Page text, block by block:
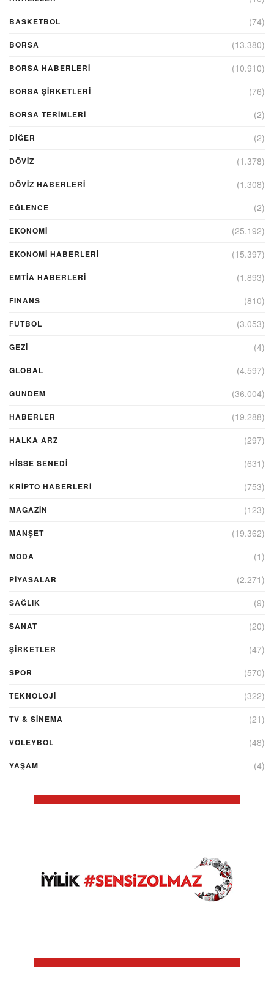
BASKETBOL (74)
BORSA (13.380)
BORSA HABERLERI (10.910)
BORSA ŞIRKETLERI (76)
BORSA TERIMLERI (2)
DIĞER (2)
DÖVİZ (1.378)
DÖVIZ HABERLERI (1.308)
EĞLENCE (2)
EKONOMİ (25.192)
EKONOMI HABERLERI (15.397)
EMTIA HABERLERI (1.893)
FINANS (810)
FUTBOL (3.053)
GEZI (4)
GLOBAL (4.597)
GUNDEM (36.004)
HABERLER (19.288)
HALKA ARZ (297)
HİSSE SENEDİ (631)
KRIPTO HABERLERI (753)
MAGAZİN (123)
MANŞET (19.362)
MODA (1)
PİYASALAR (2.271)
SAĞLIK (9)
SANAT (20)
ŞIRKETLER (47)
SPOR (570)
TEKNOLOJİ (322)
TV & SINEMA (21)
VOLEYBOL (48)
YAŞAM (4)